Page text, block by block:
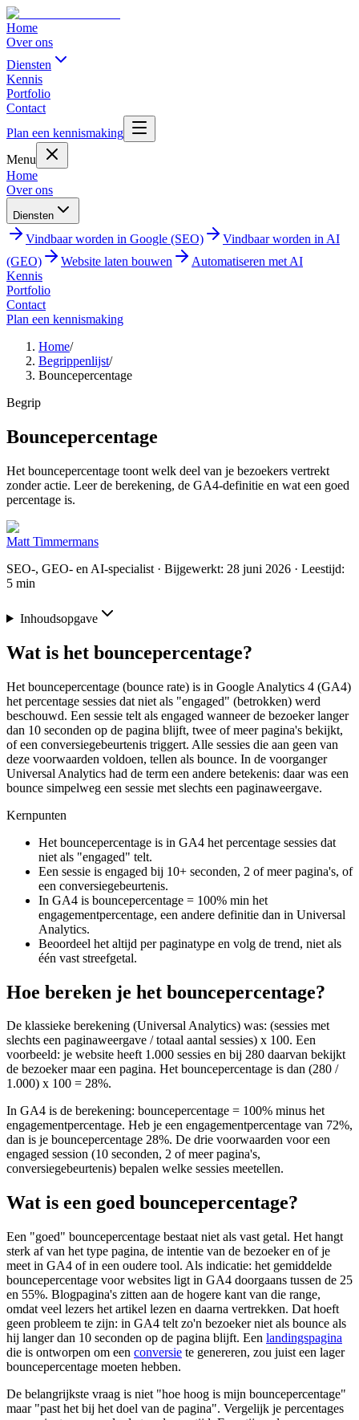
Home
Over ons
Diensten
Kennis
Portfolio
Contact
Plan een kennismaking
Menu
Home
Over ons
Diensten
Vindbaar worden in Google (SEO)
Vindbaar worden in AI
(GEO)
Website laten bouwen
Automatiseren met AI
Kennis
Portfolio
Contact
Plan een kennismaking
Home/
Begrippenlijst/
Bouncepercentage
Begrip
Bouncepercentage
Het bouncepercentage toont welk deel van je bezoekers vertrekt
zonder actie. Leer de berekening, de GA4-definitie en wat een goed
percentage is.
Matt Timmermans
SEO-, GEO- en AI-specialist · Bijgewerkt: 28 juni 2026 · Leestijd:
5 min
Inhoudsopgave
Wat is het bouncepercentage?
Het bouncepercentage (bounce rate) is in Google Analytics 4 (GA4)
het percentage sessies dat niet als "engaged" (betrokken) werd
beschouwd. Een sessie telt als engaged wanneer de bezoeker langer
dan 10 seconden op de pagina blijft, twee of meer pagina's bekijkt,
of een conversiegebeurtenis triggert. Alle sessies die aan geen van
deze voorwaarden voldoen, tellen als bounce. In de voorganger
Universal Analytics had de term een andere betekenis: daar was een
bounce simpelweg een sessie met slechts een paginaweergave.
Kernpunten
Het bouncepercentage is in GA4 het percentage sessies dat
niet als "engaged" telt.
Een sessie is engaged bij 10+ seconden, 2 of meer pagina's, of
een conversiegebeurtenis.
In GA4 is bouncepercentage = 100% min het
engagementpercentage, een andere definitie dan in Universal
Analytics.
Beoordeel het altijd per paginatype en volg de trend, niet als
één vast streefgetal.
Hoe bereken je het bouncepercentage?
De klassieke berekening (Universal Analytics) was: (sessies met
slechts een paginaweergave / totaal aantal sessies) x 100. Een
voorbeeld: je website heeft 1.000 sessies en bij 280 daarvan bekijkt
de bezoeker maar een pagina. Het bouncepercentage is dan (280 /
1.000) x 100 = 28%.
In GA4 is de berekening: bouncepercentage = 100% minus het
engagementpercentage. Heb je een engagementpercentage van 72%,
dan is je bouncepercentage 28%. De drie voorwaarden voor een
engaged session (10 seconden, 2 of meer pagina's,
conversiegebeurtenis) bepalen welke sessies meetellen.
Wat is een goed bouncepercentage?
Een "goed" bouncepercentage bestaat niet als vast getal. Het hangt
sterk af van het type pagina, de intentie van de bezoeker en of je
meet in GA4 of in een oudere tool. Als indicatie: het gemiddelde
bouncepercentage voor websites ligt in GA4 doorgaans tussen de 25
en 55%. Blogpagina's zitten aan de hogere kant van die range,
omdat veel lezers het artikel lezen en daarna vertrekken. Dat hoeft
geen probleem te zijn: in GA4 telt zo'n bezoeker niet als bounce als
hij langer dan 10 seconden op de pagina blijft. Een landingspagina
die is ontworpen om een conversie te genereren, zou juist een lager
bouncepercentage moeten hebben.
De belangrijkste vraag is niet "hoe hoog is mijn bouncepercentage"
maar "past het bij het doel van de pagina". Vergelijk je percentages